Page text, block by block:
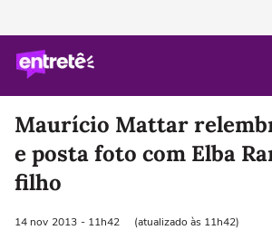
Maurício Mattar
e posta foto com Elba
filho
14 nov 2013 - 11h42 (atualizado às 11h42)